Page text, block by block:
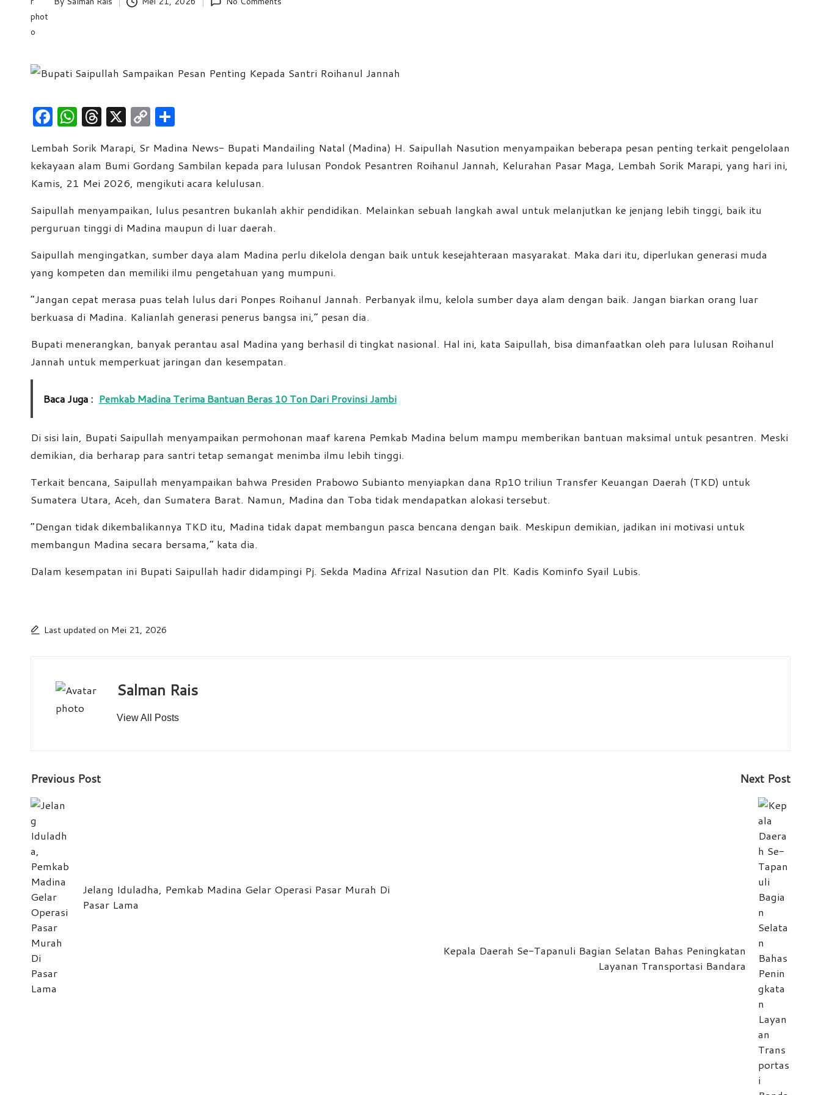
e
s
Posted
by
F
a
c
e
b
o
o
k
W
h
at
s
A
p
p
T
hr
e
a
d
s
X C
o
p
y
Li
n
k
ar
e
Lembah Sorik Marapi, Sr Madina News- Bupati Mandailing Natal (Madina) H. Saipullah Nasution menyampaikan beberapa pesan penting terkait pengelolaan
kekayaan alam Bumi Gordang Sambilan kepada para lulusan Pondok Pesantren Roihanul Jannah, Kelurahan Pasar Maga, Lembah Sorik Marapi, yang hari ini,
Kamis, 21 Mei 2026, mengikuti acara kelulusan.
Saipullah menyampaikan, lulus pesantren bukanlah akhir pendidikan. Melainkan sebuah langkah awal untuk melanjutkan ke jenjang lebih tinggi, baik itu
perguruan tinggi di Madina maupun di luar daerah.
Saipullah mengingatkan, sumber daya alam Madina perlu dikelola dengan baik untuk kesejahteraan masyarakat. Maka dari itu, diperlukan generasi muda
yang kompeten dan memiliki ilmu pengetahuan yang mumpuni.
“Jangan cepat merasa puas telah lulus dari Ponpes Roihanul Jannah. Perbanyak ilmu, kelola sumber daya alam dengan baik. Jangan biarkan orang luar
berkuasa di Madina. Kalianlah generasi penerus bangsa ini,” pesan dia.
Bupati menerangkan, banyak perantau asal Madina yang berhasil di tingkat nasional. Hal ini, kata Saipullah, bisa dimanfaatkan oleh para lulusan Roihanul
Jannah untuk memperkuat jaringan dan kesempatan.
Baca Juga : Pemkab Madina Terima Bantuan Beras 10 Ton Dari Provinsi Jambi
Di sisi lain, Bupati Saipullah menyampaikan permohonan maaf karena Pemkab Madina belum mampu memberikan bantuan maksimal untuk pesantren. Meski
demikian, dia berharap para santri tetap semangat menimba ilmu lebih tinggi.
Terkait bencana, Saipullah menyampaikan bahwa Presiden Prabowo Subianto menyiapkan dana Rp10 triliun Transfer Keuangan Daerah (TKD) untuk
Sumatera Utara, Aceh, dan Sumatera Barat. Namun, Madina dan Toba tidak mendapatkan alokasi tersebut.
“Dengan tidak dikembalikannya TKD itu, Madina tidak dapat membangun pasca bencana dengan baik. Meskipun demikian, jadikan ini motivasi untuk
membangun Madina secara bersama,” kata dia.
Dalam kesempatan ini Bupati Saipullah hadir didampingi Pj. Sekda Madina Afrizal Nasution dan Plt. Kadis Kominfo Syail Lubis.
Last updated on Mei 21, 2026
Salman Rais
View All Posts
Post
navigation
Previous Post
Jelang Iduladha, Pemkab Madina Gelar Operasi Pasar Murah Di
Pasar Lama
Next Post
Kepala Daerah Se-Tapanuli Bagian Selatan Bahas Peningkatan
Layanan Transportasi Bandara